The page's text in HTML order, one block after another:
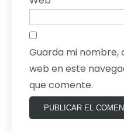
Guarda mi
web en este
que comente.